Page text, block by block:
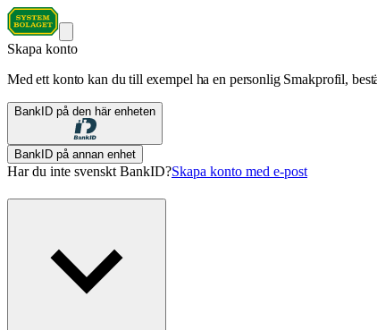
Skapa konto
Med ett konto kan du till exempel ha en personlig Smakprofil,
BankID på den här enheten
BankID på annan enhet
Har du inte svenskt BankID?Skapa konto med e-post